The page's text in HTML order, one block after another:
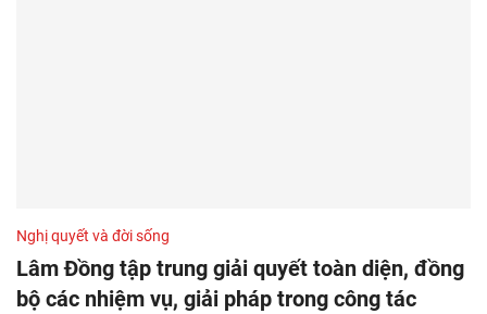
Nghị quyết và đời sống
Lâm Đồng tập trung giải quyết toàn diện, đồng
bộ các nhiệm vụ, giải pháp trong công tác